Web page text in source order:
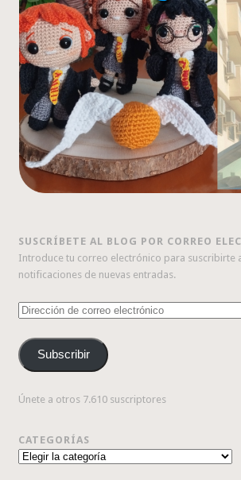
SUSCRÍBETE AL BLOG POR CORREO
Introduce tu correo electrónico para suscribirte
notificaciones de nuevas entradas.
Dirección
correo
electrónico
Subscribir
Únete a otros 7.610 suscriptores
CATEGORÍAS
Categorías